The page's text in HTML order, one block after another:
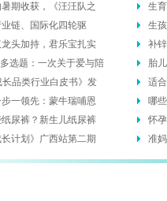
期收获，《汪汪队之
链、国际化四轮驱
头加持，君乐宝扎实
选题：一次关于爱与陪
长品类行业白皮书》发
一领先：蒙牛瑞哺恩
尿裤？新生儿纸尿裤
计划》广西站第二期
生
生
补
胎
适
哪
怀
准